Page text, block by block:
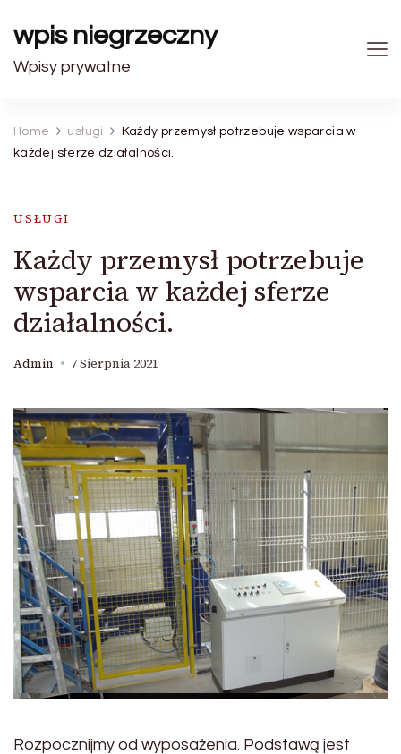
wpis niegrzeczny
Wpisy prywatne
Home usługi
Każdy przemysł potrzebuje wsparcia w
każdej sferze działalności.
USŁUGI
Każdy przemysł potrzebuje
wsparcia w każdej sferze
działalności.
Admin 7 Sierpnia 2021
Rozpocznijmy od wyposażenia. Podstawą jest